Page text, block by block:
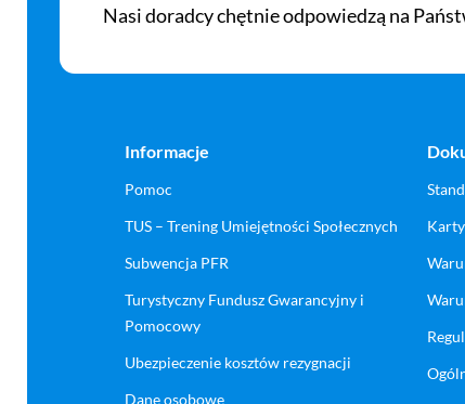
Nasi doradcy chętnie odpowiedzą na
Informacje
Pomoc
TUS – Trening Umiejętności Społecznych
Subwencja PFR
Turystyczny Fundusz Gwarancyjny i
Pomocowy
Ubezpieczenie kosztów rezygnacji
Dane osobowe